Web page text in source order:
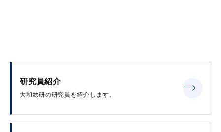
研究員紹介
大和総研の研究員を紹介します。